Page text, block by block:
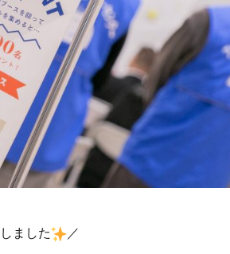
ました ／